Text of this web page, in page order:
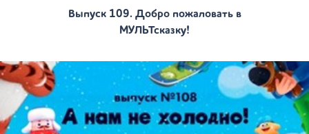
Выпуск 109. Добро пожаловать в
МУЛЬТсказку!